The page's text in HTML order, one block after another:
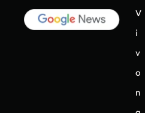
V
i
v
o
n